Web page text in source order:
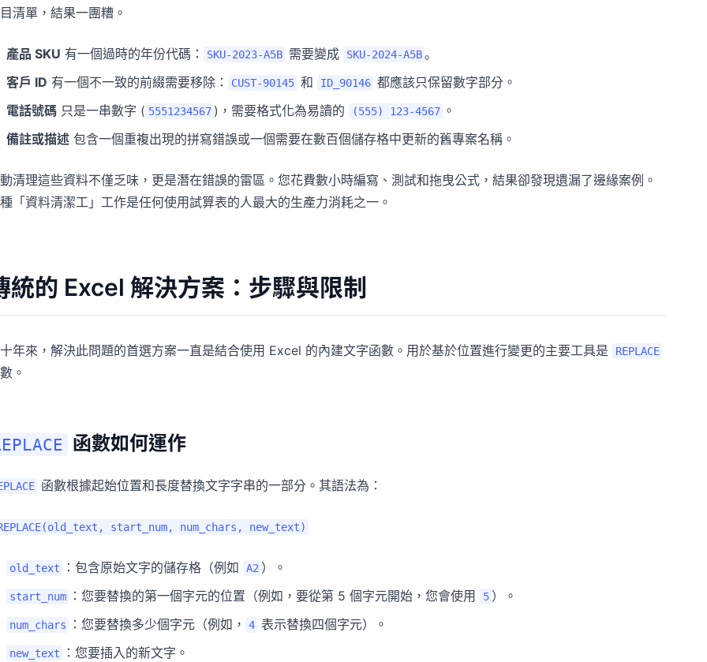
清單，結果一團糟。
產品 SKU 有一個過時的年份代碼： SKU-2023-A5B 需要變成 SKU-2024-A5B 。
客戶 ID 有一個不一致的前綴需要移除： CUST-90145 和 ID_90146 都應該只保留數字部分。
電話號碼 只是一串數字 ( 5551234567 )，需要格式化為易讀的 (555) 123-4567 。
備註或描述 包含一個重複出現的拼寫錯誤或一個需要在數百個儲存格中更新的舊專案名稱。
清理這些資料不僅乏味，更是潛在錯誤的雷區。您花費數小時編寫、測試和拖曳公式，結果卻發現遺漏了邊緣案例。
「資料清潔工」工作是任何使用試算表的人最大的生產力消耗之一。
統的 Excel 解決方案：步驟與限制
年來，解決此問題的首選方案一直是結合使用 Excel 的內建文字函數。用於基於位置進行變更的主要工具是 REPLACE
。
函數如何運作
函數根據起始位置和長度替換文字字串的一部分。其語法為：
start_num, num_chars, new_text)
old_text ：包含原始文字的儲存格（例如 A2 ）。
start_num ：您要替換的第一個字元的位置（例如，要從第 5 個字元開始，您會使用 5 ）。
num_chars ：您要替換多少個字元（例如， 4 表示替換四個字元）。
new_text ：您要插入的新文字。